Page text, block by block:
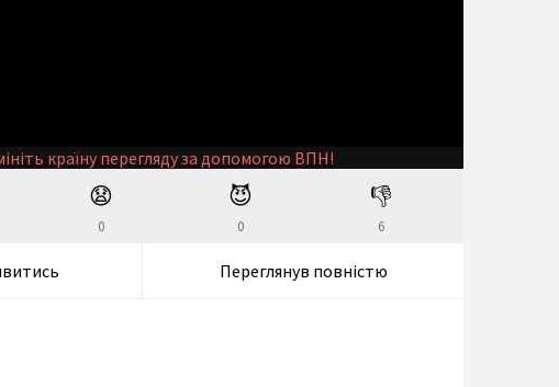
країну перегляду за допомогою ВПН!
😧
0
😈
0
👎
6
Переглянув повністю